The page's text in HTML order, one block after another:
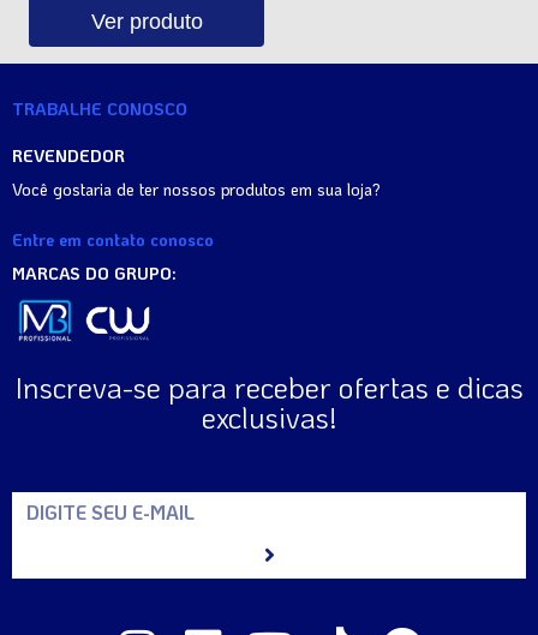
Ver produto
TRABALHE CONOSCO
REVENDEDOR
Você gostaria de ter nossos produtos em sua loja?
Entre em contato conosco
MARCAS DO GRUPO:
Inscreva-se para receber ofertas e dicas
exclusivas!